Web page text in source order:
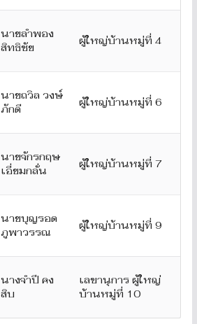
นายลำพอง
สิทธิชัย
ผู้ใหญ่บ้านหมู่ที่ 4
นายถวิล วงษ์
ภักดี
ผู้ใหญ่บ้านหมู่ที่ 6
นายจักรกฤษ
เอี่ยมกลั่น
ผู้ใหญ่บ้านหมู่ที่ 7
นายบุญรอด
ภูพาวรรณ
ผู้ใหญ่บ้านหมู่ที่ 9
นางจำปี คง
สิบ
เลขานุการ ผู้ใหญ่
บ้านหมู่ที่ 10